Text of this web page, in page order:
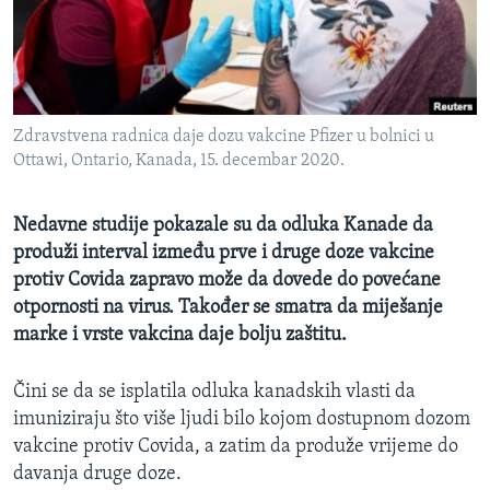
MAGAZIN
O GLASU AMERIKE
Learning English
Jezici
Zdravstvena radnica daje dozu vakcine Pfizer u bolnici u
Ottawi, Ontario, Kanada, 15. decembar 2020.
Nedavne studije pokazale su da odluka Kanade da
produži interval između prve i druge doze vakcine
protiv Covida zapravo može da dovede do povećane
otpornosti na virus. Također se smatra da miješanje
marke i vrste vakcina daje bolju zaštitu.
Čini se da se isplatila odluka kanadskih vlasti da
imuniziraju što više ljudi bilo kojom dostupnom dozom
vakcine protiv Covida, a zatim da produže vrijeme do
davanja druge doze.